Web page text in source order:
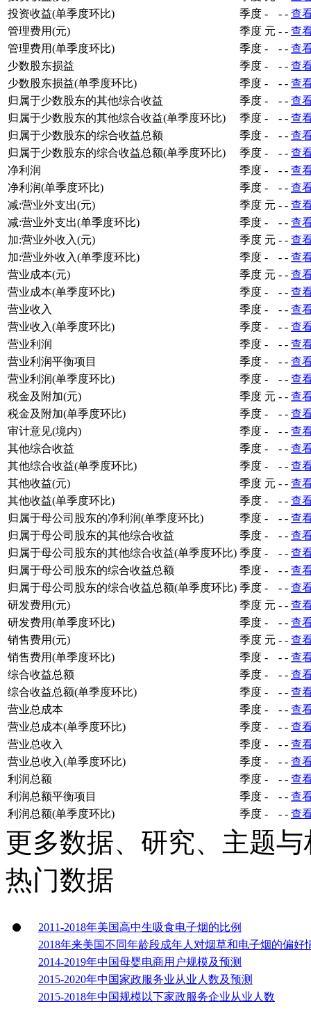
投资收益(单季度环比)
季度 - - - 查
管理费用(元)
季度 元 - - 查
管理费用(单季度环比)
季度 - - - 查
少数股东损益
季度 - - - 查
少数股东损益(单季度环比)
季度 - - - 查
归属于少数股东的其他综合收益
季度 - - - 查
归属于少数股东的其他综合收益(单季度环比)
季度 - - - 查
归属于少数股东的综合收益总额
季度 - - - 查
归属于少数股东的综合收益总额(单季度环比)
季度 - - - 查
净利润
季度 - - - 查
净利润(单季度环比)
季度 - - - 查
减:营业外支出(元)
季度 元 - - 查
减:营业外支出(单季度环比)
季度 - - - 查
加:营业外收入(元)
季度 元 - - 查
加:营业外收入(单季度环比)
季度 - - - 查
营业成本(元)
季度 元 - - 查
营业成本(单季度环比)
季度 - - - 查
营业收入
季度 - - - 查
营业收入(单季度环比)
季度 - - - 查
营业利润
季度 - - - 查
营业利润平衡项目
季度 - - - 查
营业利润(单季度环比)
季度 - - - 查
税金及附加(元)
季度 元 - - 查
税金及附加(单季度环比)
季度 - - - 查
审计意见(境内)
季度 - - - 查
其他综合收益
季度 - - - 查
其他综合收益(单季度环比)
季度 - - - 查
其他收益(元)
季度 元 - - 查
其他收益(单季度环比)
季度 - - - 查
归属于母公司股东的净利润(单季度环比)
季度 - - - 查
归属于母公司股东的其他综合收益
季度 - - - 查
归属于母公司股东的其他综合收益(单季度环比) 季度 - - - 查
归属于母公司股东的综合收益总额
季度 - - - 查
归属于母公司股东的综合收益总额(单季度环比) 季度 - - - 查
研发费用(元)
季度 元 - - 查
研发费用(单季度环比)
季度 - - - 查
销售费用(元)
季度 元 - - 查
销售费用(单季度环比)
季度 - - - 查
综合收益总额
季度 - - - 查
综合收益总额(单季度环比)
季度 - - - 查
营业总成本
季度 - - - 查
营业总成本(单季度环比)
季度 - - - 查
营业总收入
季度 - - - 查
营业总收入(单季度环比)
季度 - - - 查
利润总额
季度 - - - 查
利润总额平衡项目
季度 - - - 查
利润总额(单季度环比)
季度 - - - 查
更多数据、研究、主题
热门数据
2011-2018年美国高中生吸食电子烟的比例
2018年来美国不同年龄段成年人对烟草和电子烟的偏好
2014-2019年中国母婴电商用户规模及预测
2015-2020年中国家政服务业从业人数及预测
2015-2018年中国规模以下家政服务企业从业人数